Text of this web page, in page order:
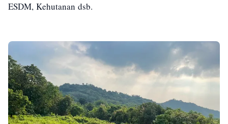
ESDM, Kehutanan dsb.